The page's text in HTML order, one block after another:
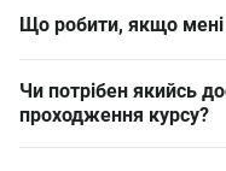
Що робити, якщо мені
Чи потрібен якийсь
проходження курсу?